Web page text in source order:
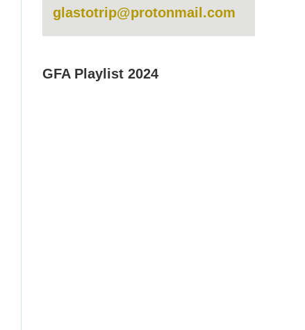
glastotrip@protonmail.com
GFA Playlist 2024